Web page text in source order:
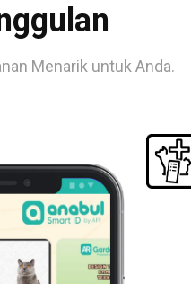
Menarik untuk Anda.